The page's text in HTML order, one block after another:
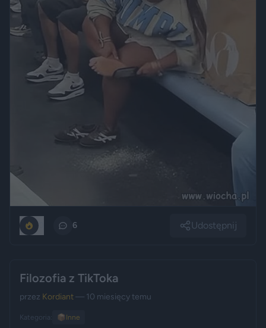
6 Udostępnij
Filozofia z TikToka
przez Kordiant— 10 miesięcy temu
Kategoria: 📦 Inne